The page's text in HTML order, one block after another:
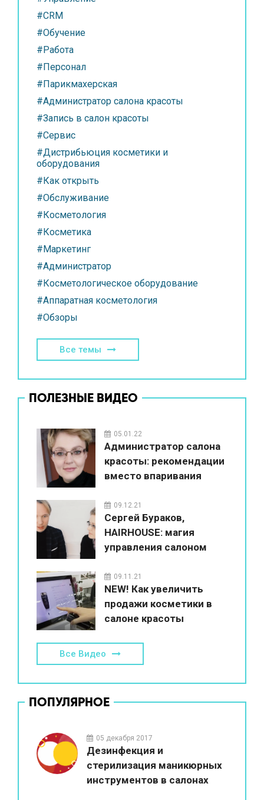
#CRM
#Обучение
#Работа
#Персонал
#Парикмахерская
#Администратор салона красоты
#Запись в салон красоты
#Сервис
#Дистрибьюция косметики и
оборудования
#Как открыть
#Обслуживание
#Косметология
#Косметика
#Маркетинг
#Администратор
#Косметологическое оборудование
#Аппаратная косметология
#Обзоры
Все темы
ПОЛЕЗНЫЕ ВИДЕО
05.01.22
Администратор салона
красоты: рекомендации
вместо впаривания
09.12.21
Сергей Бураков,
HAIRHOUSE: магия
управления салоном
09.11.21
NEW! Как увеличить
продажи косметики в
салоне красоты
Все Видео
ПОПУЛЯРНОЕ
05 декабря 2017
Дезинфекция и
стерилизация маникюрных
инструментов в салонах